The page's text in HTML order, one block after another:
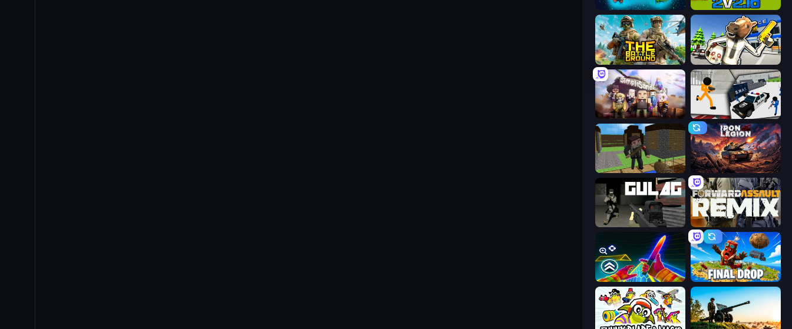
Zombie Space Episode 2 2v2.io
The Battleground Bank Robbery: Escape
Simple Sandbox 3 Stickman Prison: Counter Assault
Block Pixel Gun Apocalypse 3 Iron Legion
Gulag Forward Assault Remix
Surf GO Parkour Final Drop